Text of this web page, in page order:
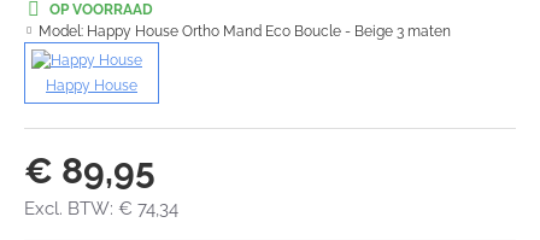
€ 89,95
Excl. BTW: € 74,34
OP VOORRAAD
Model: Happy House Ortho Mand Eco Boucle - Beige 3 maten
Happy House